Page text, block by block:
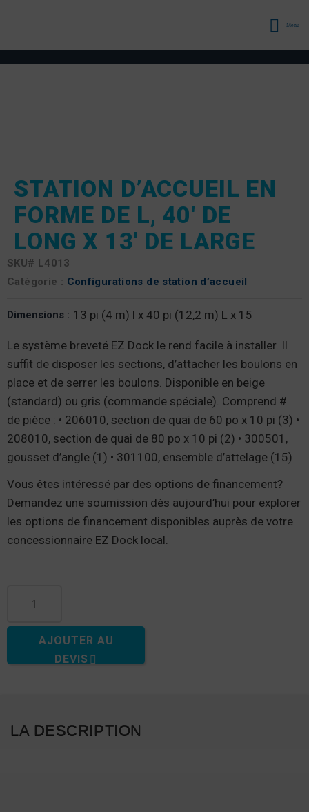
Menu
STATION D’ACCUEIL EN
FORME DE L, 40′ DE
LONG X 13′ DE LARGE
SKU# L4013
Catégorie : Configurations de station d’accueil
Dimensions : 13 pi (4 m) l x 40 pi (12,2 m) L x 15
Le système breveté EZ Dock le rend facile à installer. Il
suffit de disposer les sections, d’attacher les boulons en
place et de serrer les boulons. Disponible en beige
(standard) ou gris (commande spéciale). Comprend #
de pièce : • 206010, section de quai de 60 po x 10 pi (3) •
208010, section de quai de 80 po x 10 pi (2) • 300501,
gousset d’angle (1) • 301100, ensemble d’attelage (15)
Vous êtes intéressé par des options de financement?
Demandez une soumission dès aujourd’hui pour explorer
les options de financement disponibles auprès de votre
concessionnaire EZ Dock local.
AJOUTER AU
DEVIS
LA DESCRIPTION